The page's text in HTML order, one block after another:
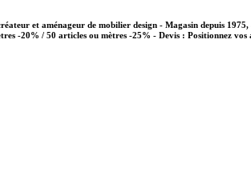
et aménageur de mobilier design - Magasin depuis 1975,
-20% / 50 articles ou mètres -25% - Devis : Positionnez vos